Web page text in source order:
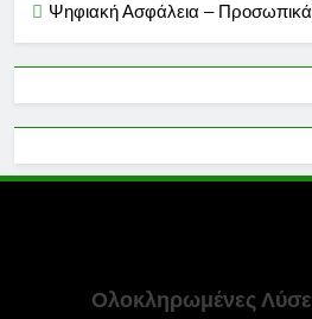
Ψηφιακή Ασφάλεια –
Ολοκληρωμένες